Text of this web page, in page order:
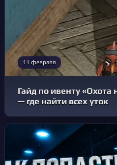
11 февраля
Гайд по ивенту «Охота
— где найти всех уток